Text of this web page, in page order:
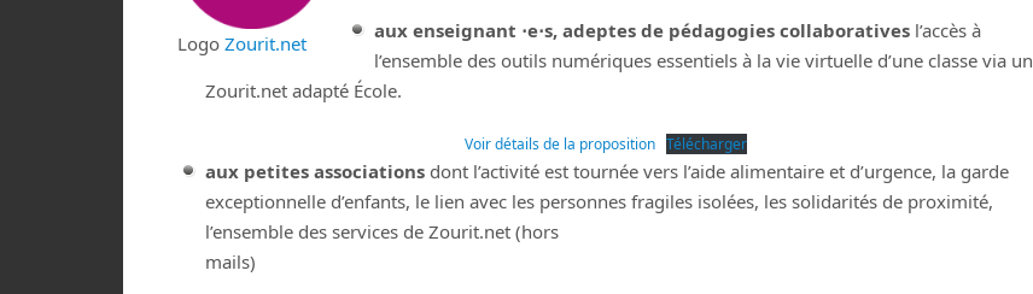
Logo Zourit.net
aux enseignant ⋅e⋅s, adeptes de pédagogies collaboratives l’accès à
l’ensemble des outils numériques essentiels à la vie virtuelle d’une classe via un
Zourit.net adapté École.
Voir détails de la proposition Télécharger
aux petites associationsdont l’activité est tournée vers l’aide alimentaire et d’urgence, la garde
exceptionnelle d’enfants, le lien avec les personnes fragiles isolées, les solidarités de proximité,
l’ensemble des services de Zourit.net (hors
mails)